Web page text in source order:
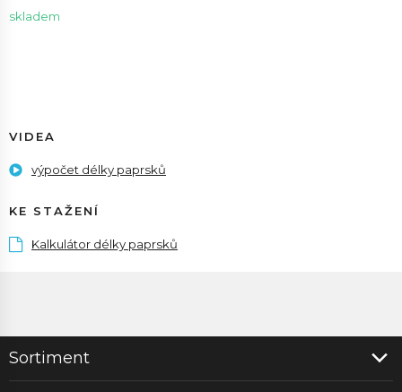
skladem
VIDEA
výpočet délky paprsků
KE STAŽENÍ
Kalkulátor délky paprsků
Sortiment